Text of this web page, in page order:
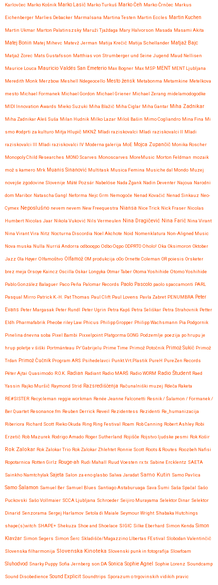
Karlovčec Marko Košnik Marko Lasič Marko Turkuš Marko Čeh Marko Črnčec Markus
Eichenberger Marlies Debacker Marmalsana Martina Testen Martin Eccles Martin Kuchen
Martin Ukmar Marton Palatinszsky Maruži Tjaždaga Mary Halvorson Masada Masami Akita
Matej Bonin Matej Mihevc Matevž Jerman Matija Krečič Matija Schellander Matjaž Bajc
Matjaž Zorec Mats Gustafsson Matthias von Strumberger und Seine Jugend Maud Nellisen
Maurice Louca Mauricio Valdés San Emeterio Max Bogner Max MSP MENT MENT Ljubljana
Meredith Monk Merzbow Meshell Ndegeocello Mesto žensk Metabonma Metamkine Metelkova
mesto Michael Formanek Michael Gordon Michael Griener Michael Zerang midelamodogodke
MIDI Innovation Awards Mieko Suzuki Miha Blažič Miha Ciglar Miha Gantar Miha Zadnikar
Miha Zadnikar Aleš Suša Milan Hudnik Milko Lazar Miloš Bašin Mimo Cogliandro Mina Fina Mi
smo #odprti za kulturo Mitja Hlupič MKNŽ Mladi raziskovalci Mladi raziskovalci II Mladi
raziskovalci III Mladi raziskovalci IV Moderna galerija MoE Mojca Zupančič Monika Roscher
Monopoly Child Researches MONO Scarves Monoscarves MoreMusic Morton Feldman mozaik
mož s kamero Mrk Muanis Sinanović Multitask Musica Femina Musiche dal Mondo Muzej
novejše zgodovine Slovenije Máté Pozsár Nabelóse Nada Žgank Nadin Deventer Najoua Narodni
dom Maribor Natascha Gangl Neforma Nejc Grm Nemogoče Nenad Kovačić Nenad Sinkauz Neo-
Cymex Neposlušno nevem nevem New Freequestra Niansa Nice Trick Nick Fraser Nicolas
Humbert Nicolas Jaar Nikola Vuković Nils Vermeulen Nina Dragičević Nina Farič Nina Virant
Nina Virant Vira Nitz Nocturna Discordia Noel Akchote Noid Nomenklatura Non-Aligned Music
Nova muska Nulla Nurriá Andorra odbooqpo Odbo Oqpo ODPRTO Oholo! Oka Oksimoron Oktober
Jazz Ola Høyer Olfamoštvo Olfamož OM produkcija oOo Ornette Coleman OR poiesis Orsketer
brez meja Orsoye Kaincz Oscilla Oskar Longyka Otmar Taber Otoma Yoshihide Otomo Yoshihide
Pablo González Balaguer Paco Peña Palomar Records Paolo Pascolo paolo spaccamonti PARL
Pasqual Mirro Patrick K.-H. Pat Thomas Paul Clift Paul Lovens Pavla Zabret PENUMBRA Peter
Evans Peter Margasak Peter Rundl Peter Ugrin Petra Kapš Petra Seliškar Petra Strahovnik Petter
Eldh Pharmafabrik Pheobe riley Law Phicus Philipp Gropper Philipp Wachsmann Pia Podgornik
Pinelina dnevna soba Pixel Bambi Pixxelpoint Platgorma GONG Podzemlje poezija po hrupu je
hrup poletje v šiški Portmänteau Pr' Gabrijelu Prime Time Primož Potočnik Primož Sukič Primož
Trdan Primož Čučnik Program ARS Psihedelavci Punkt.Vrt.Plastik PureH PureZen Records
Péter Ajtai Quasimodo R.O.K. Radian Radiant Radio MARŠ Radio WORM Radio Študent Raed
Yassin Rajko Muršič Raymond Strid Razsrediščenja Računalniški muzej Rdeča Raketa
RE#SISTER Recycleman reggie workman Renée Jeanne Falconetti Resnik / Šalamon / Formanek /
Ber Quartet Resonance.fm Reuben Derrick Reveil Rezidentess Rezidenti Re_humanizacija
Riberiora Richard Scott Rieko Okuda Ring Ring Festival Roam Rob Canning Robert Ashley Robi
Erzetič Rob Mazurek Rodrigo Amado Roger Sutherland Rojišče Rojstvo ljudske pesmi Rok Košir
Rok Zalokar Rok Zalokar Trio Rok Zalokar Zhlehtet Ronnie Scott Roots & Routes Roozbeh Nafisi
Ropotarnica Rotten Girlz Rouge-ah Rudi Mahall Ruud Voesten rx:tx Sabine Ercklentz SAETA
Sainkho Namtchylak Sajeta Salon za eno glasbo Salwa Jaradat Samo Kutin Samo Pavlica
Samo Šalamon Samuel Ber Samuel Blues Santiago Astaburuaga Sava Šumi Saša Spačal Sašo
Puckovski Sašo Vollmaier SCCA Ljubljana Schroeder Seijiro Murayama Selektor Dinar Selektor
Dinarid Senzorama Sergej Harlamov Setola di Maiale Seymour Wright Shabaka Hutchings
shape(s)witch SHAPE+ Shekuza Shoe and Shoelace SIGIC Silke Eberhard Simon Kenda Simon
Klavžar Simon Segers Simon Šerc Skladišče/Magazzino LIbertas FEstival Slobodan Valentinčič
Slovenska filharmonija Slovenska Kinoteka Slovenski punk in fotografija Slowfoam
Sluhodvod Snarky Puppy Sofia Jernberg son:DA Sonica Sophie Agnel Sophie Lorenz Soundcamp
Sound Disobedience Sound Explicit Soundtrips Sporazum o trgovinskih vidikih pravic